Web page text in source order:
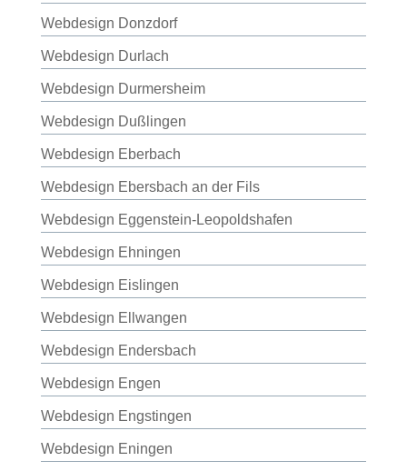
Webdesign Donzdorf
Webdesign Durlach
Webdesign Durmersheim
Webdesign Dußlingen
Webdesign Eberbach
Webdesign Ebersbach an der Fils
Webdesign Eggenstein-Leopoldshafen
Webdesign Ehningen
Webdesign Eislingen
Webdesign Ellwangen
Webdesign Endersbach
Webdesign Engen
Webdesign Engstingen
Webdesign Eningen